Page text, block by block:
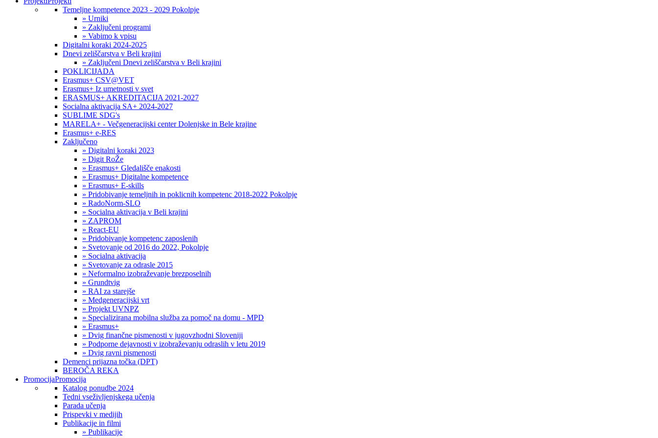
Temeljne kompetence 2023 - 2029 Pokolpje
» Urniki
» Zaključeni programi
» Vabimo k vpisu
Digitalni koraki 2024-2025
Dnevi zeliščarstva v Beli krajini
» Zaključeni Dnevi zeliščarstva v Beli krajini
POKLICIJADA
Erasmus+ CSV@VET
Erasmus+ Iz umetnosti v svet
ERASMUS+ AKREDITACIJA 2021-2027
Socialna aktivacija SA+ 2024-2027
SUBLIME SDG's
MARELA+ - Večgeneracijski center Dolenjske in Bele krajine
Erasmus+ e-RES
Zaključeno
» Digitalni koraki 2023
» Digit RoŽe
» Erasmus+ Gledališče enakosti
» Erasmus+ Digitalne kompetence
» Erasmus+ E-skills
» Pridobivanje temeljnih in poklicnih kompetenc 2018-2022 Pokolpje
» RadoNorm-SLO
» Socialna aktivacija v Beli krajini
» ZAPROM
» React-EU
» Pridobivanje kompetenc zaposlenih
» Svetovanje od 2016 do 2022, Pokolpje
» Socialna aktivacija
» Svetovanje za odrasle 2015
» Neformalno izobraževanje brezposelnih
» Grundtvig
» RAI za starejše
» Medgeneracijski vrt
» Projekt UVNPZ
» Specializirana mobilna služba za pomoč na domu - MPD
» Erasmus+
» Dvig finančne pismenosti v jugovzhodni Sloveniji
» Podporne dejavnosti v izobraževanju odraslih v letu 2019
» Dvig ravni pismenosti
Demenci prijazna točka (DPT)
BEROČA REKA
PromocijaPromocija
Katalog ponudbe 2024
Tedni vseživljenjskega učenja
Parada učenja
Prispevki v medijih
Publikacije in filmi
» Publikacije